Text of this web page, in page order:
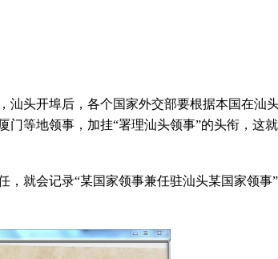
汕头开埠后，各个国家外交部要根据本国在汕
等地领事，加挂“署理汕头领事”的头衔，这
就会记录“某国家领事兼任驻汕头某国家领事